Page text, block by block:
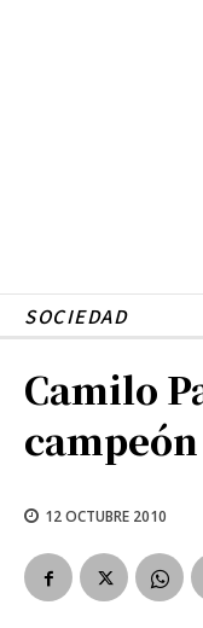
SOCIEDAD
Camilo
12 OCTUBRE 2010